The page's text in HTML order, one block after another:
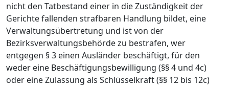
nicht den Tatbestand einer in die Zuständigkeit der
Gerichte fallenden strafbaren Handlung bildet, eine
Verwaltungsübertretung und ist von der
Bezirksverwaltungsbehörde zu bestrafen, wer
entgegen § 3 einen Ausländer beschäftigt, für den
weder eine Beschäftigungsbewilligung (§§ 4 und 4c)
oder eine Zulassung als Schlüsselkraft (§§ 12 bis 12c)